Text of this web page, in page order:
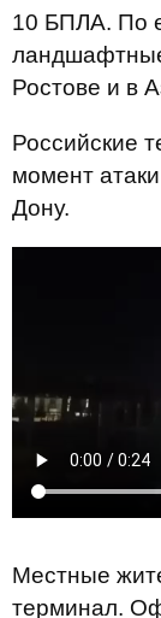
10 БПЛА. По
Ростове и в
Российские
момент
Дону.
Местные
терминал.